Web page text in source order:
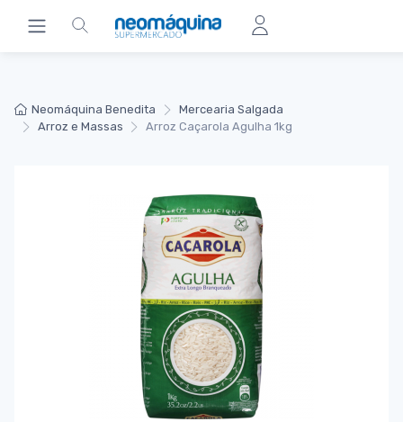
Neomáquina Benedita
Mercearia Salgada
Arroz e Massas
Arroz Caçarola Agulha 1kg